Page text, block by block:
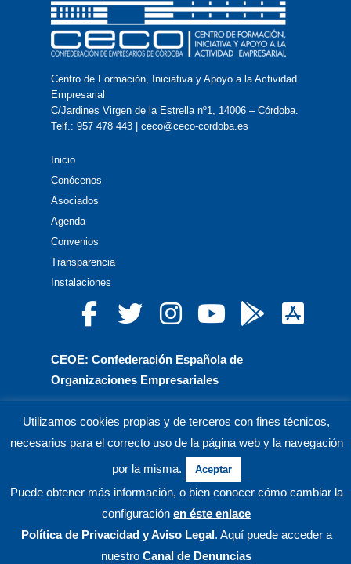
Centro de Formación, Iniciativa y Apoyo a la Actividad
Empresarial
C/Jardines Virgen de la Estrella nº1, 14006 – Córdoba.
Telf.: 957 478 443 | ceco@ceco-cordoba.es
Inicio
Conócenos
Asociados
Agenda
Convenios
Transparencia
Instalaciones
CEOE: Confederación Española de
Organizaciones Empresariales
CEA: Confederación de Empresarios de Andalucía
© CECO Confederación de Empresarios de Córdoba.
Utilizamos cookies propias y de terceros con fines técnicos,
necesarios para el correcto uso de la página web y la navegación
por la misma.
Aceptar
Puede obtener más información, o bien conocer cómo cambiar la
configuración en éste enlace
Política de Privacidady Aviso Legal. Aquí puede acceder a
nuestro Canal de Denuncias